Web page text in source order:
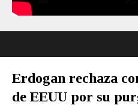
Erdogan rechaza
de EEUU por su